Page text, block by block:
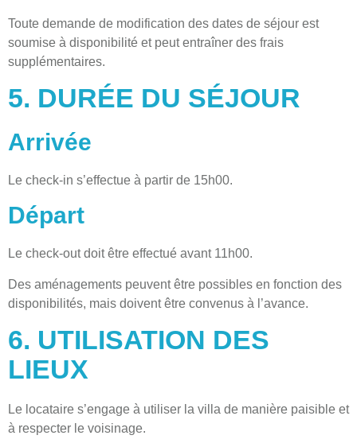
Toute demande de modification des dates de séjour est
soumise à disponibilité et peut entraîner des frais
supplémentaires.
5. DURÉE DU SÉJOUR
Arrivée
Le check-in s’effectue à partir de 15h00.
Départ
Le check-out doit être effectué avant 11h00.
Des aménagements peuvent être possibles en fonction des
disponibilités, mais doivent être convenus à l’avance.
6. UTILISATION DES
LIEUX
Le locataire s’engage à utiliser la villa de manière paisible et
à respecter le voisinage.